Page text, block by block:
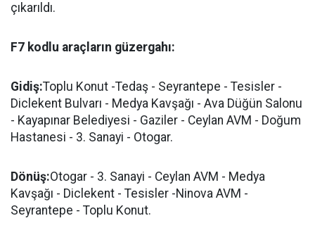
çıkarıldı.
F7 kodlu araçların güzergahı:
Gidiş:Toplu Konut -Tedaş - Seyrantepe - Tesisler -
Diclekent Bulvarı - Medya Kavşağı - Ava Düğün Salonu
- Kayapınar Belediyesi - Gaziler - Ceylan AVM - Doğum
Hastanesi - 3. Sanayi - Otogar.
Dönüş:Otogar - 3. Sanayi - Ceylan AVM - Medya
Kavşağı - Diclekent - Tesisler -Ninova AVM -
Seyrantepe - Toplu Konut.